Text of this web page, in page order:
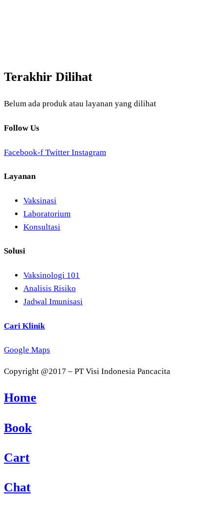
Terakhir Dilihat
Belum ada produk atau layanan yang dilihat
Follow Us
Facebook-f Twitter Instagram
Layanan
Vaksinasi
Laboratorium
Konsultasi
Solusi
Vaksinologi 101
Analisis Risiko
Jadwal Imunisasi
Cari Klinik
Google Maps
Copyright @2017 – PT Visi Indonesia Pancacita
Home
Book
Cart
Chat